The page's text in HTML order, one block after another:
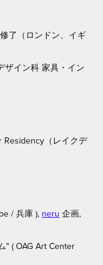
了（ロンドン、イギ
ザイン科 家具・イン
Residency（レイクデ
/ 兵庫 ), neru 企画,
( OAG Art Center